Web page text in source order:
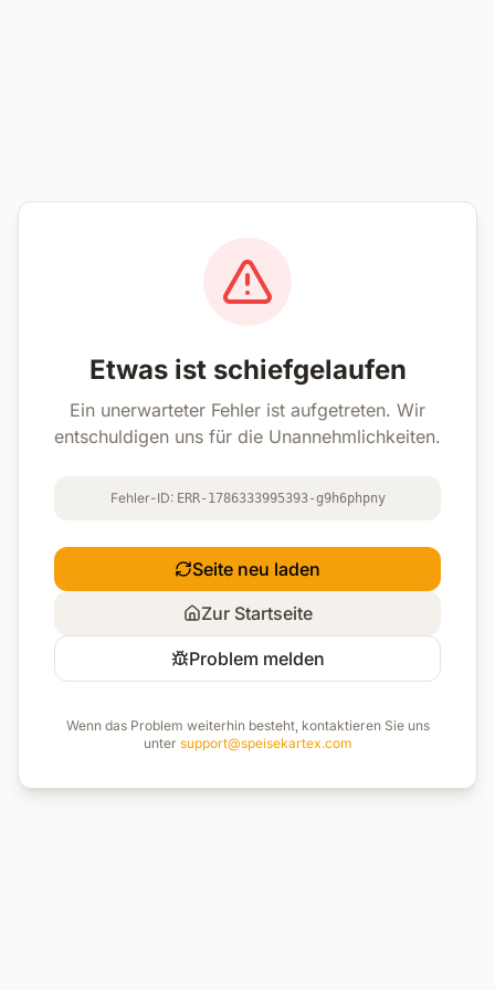
Etwas ist schiefgelaufen
Ein unerwarteter Fehler ist aufgetreten. Wir
entschuldigen uns für die Unannehmlichkeiten.
Fehler-ID: ERR-1786333995393-g9h6phpny
Seite neu laden
Zur Startseite
Problem melden
Wenn das Problem weiterhin besteht, kontaktieren Sie uns
unter support@speisekartex.com